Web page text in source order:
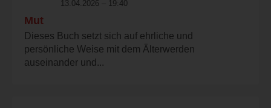
13.04.2026 – 19:40
Mut
Dieses Buch setzt sich auf ehrliche und
persönliche Weise mit dem Älterwerden
auseinander und...